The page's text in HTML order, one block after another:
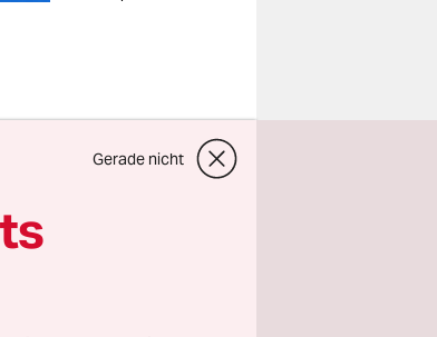
Gerade nicht